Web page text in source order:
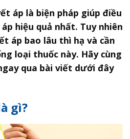
áp là biện pháp giúp điều
hiệu quả nhất. Tuy nhiên
áp bao lâu thì hạ và cần
loại thuốc này. Hãy cùng
qua bài viết dưới đây
gì?